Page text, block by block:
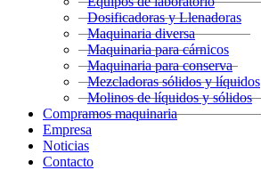
Dosificadoras y Llenadoras
Maquinaria diversa
Maquinaria para cárnicos
Maquinaria para conserva
Mezcladoras sólidos y líquidos
Molinos de líquidos y sólidos
Compramos maquinaria
Empresa
Noticias
Contacto